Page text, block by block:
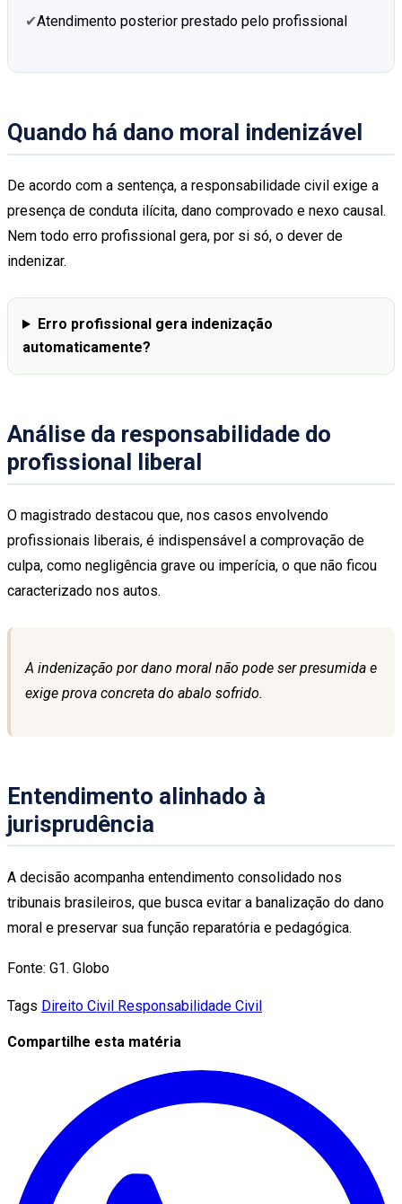
Atendimento posterior prestado pelo profissional
Quando há dano moral indenizável
De acordo com a sentença, a responsabilidade civil exige a
presença de conduta ilícita, dano comprovado e nexo causal.
Nem todo erro profissional gera, por si só, o dever de
indenizar.
Erro profissional gera indenização
automaticamente?
Análise da responsabilidade do
profissional liberal
O magistrado destacou que, nos casos envolvendo
profissionais liberais, é indispensável a comprovação de
culpa, como negligência grave ou imperícia, o que não ficou
caracterizado nos autos.
A indenização por dano moral não pode ser presumida e
exige prova concreta do abalo sofrido.
Entendimento alinhado à
jurisprudência
A decisão acompanha entendimento consolidado nos
tribunais brasileiros, que busca evitar a banalização do dano
moral e preservar sua função reparatória e pedagógica.
Fonte: G1. Globo
Tags Direito Civil Responsabilidade Civil
Compartilhe esta matéria